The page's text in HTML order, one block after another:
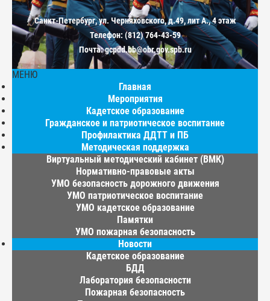
Санкт-Петербург, ул. Черняховского, д.49, лит А., 4 этаж
Телефон: (812) 764-43-59
Почта: gcpdd.bb@obr.gov.spb.ru
МЕНЮ
Главная
Мероприятия
Кадетское образование
Гражданское и патриотическое воспитание
Профилактика ДДТТ и ПБ
Методическая поддержка
Виртуальный методический кабинет (ВМК)
Нормативно-правовые акты
УМО безопасность дорожного движения
УМО патриотическое воспитание
УМО кадетское образование
Памятки
УМО пожарная безопасность
Новости
Кадетское образование
БДД
Лаборатория безопасности
Пожарная безопасность